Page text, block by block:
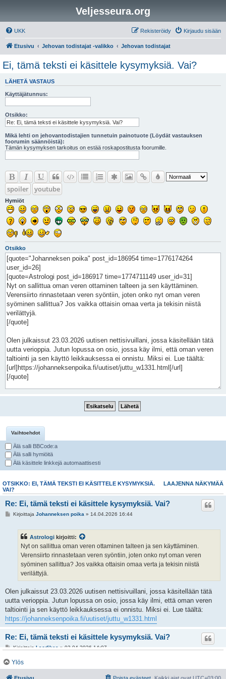
Veljesseura.org
UKK Kirjaudu sisään
Rekisteröidy
Etusivu Jehovan todistajat -valikko Jehovan todistajat
Ei, tämä teksti ei käsittele kysymyksiä. Vai?
LÄHETÄ VASTAUS
Käyttäjätunnus:
Otsikko:
Mikä lehti on jehovantodistajien tunnetuin painotuote (Löydät vastauksen
foorumin säännöistä):
Tämän kysymyksen tarkoitus on estää roskapostitusta foorumille.
spoiler youtube
Hymiöt
Otsikko
Vaihtoehdot
Älä salli BBCode:a
Älä salli hymiöitä
Älä käsittele linkkejä automaattisesti
LAAJENNA NÄKYMÄÄ
OTSIKKO: EI, TÄMÄ TEKSTI EI KÄSITTELE KYSYMYKSIÄ.
VAI?
Re: Ei, tämä teksti ei käsittele kysymyksiä. Vai?
Kirjoittaja Johanneksen poika» 14.04.2026 16:44
Astrologi kirjoitti:
Nyt on sallittua oman veren ottaminen talteen ja sen käyttäminen.
Verensiirto rinnastetaan veren syöntiin, joten onko nyt oman veren
syöminen sallittua? Jos vaikka ottaisin omaa verta ja tekisin niistä
verilättyjä.
Olen julkaissut 23.03.2026 uutisen nettisivuillani, jossa käsitellään tätä
uutta verioppia. Jutun lopussa on osio, jossa käy ilmi, että oman veren
taltiointi ja sen käyttö leikkauksessa ei onnistu. Miksi ei. Lue täältä:
https://johanneksenpoika.fi/uutiset/juttu_w1331.html
Re: Ei, tämä teksti ei käsittele kysymyksiä. Vai?
Kirjoittaja Laodikea » 03.04.2026 14:07
Ohhoh, on päässyt kyllä unohtumaan, jos nyt koskaan olen niin
perehtynyt verensiirtokiellon perusteluihin, mutta kyllä jotain on pielessä,
Ylös